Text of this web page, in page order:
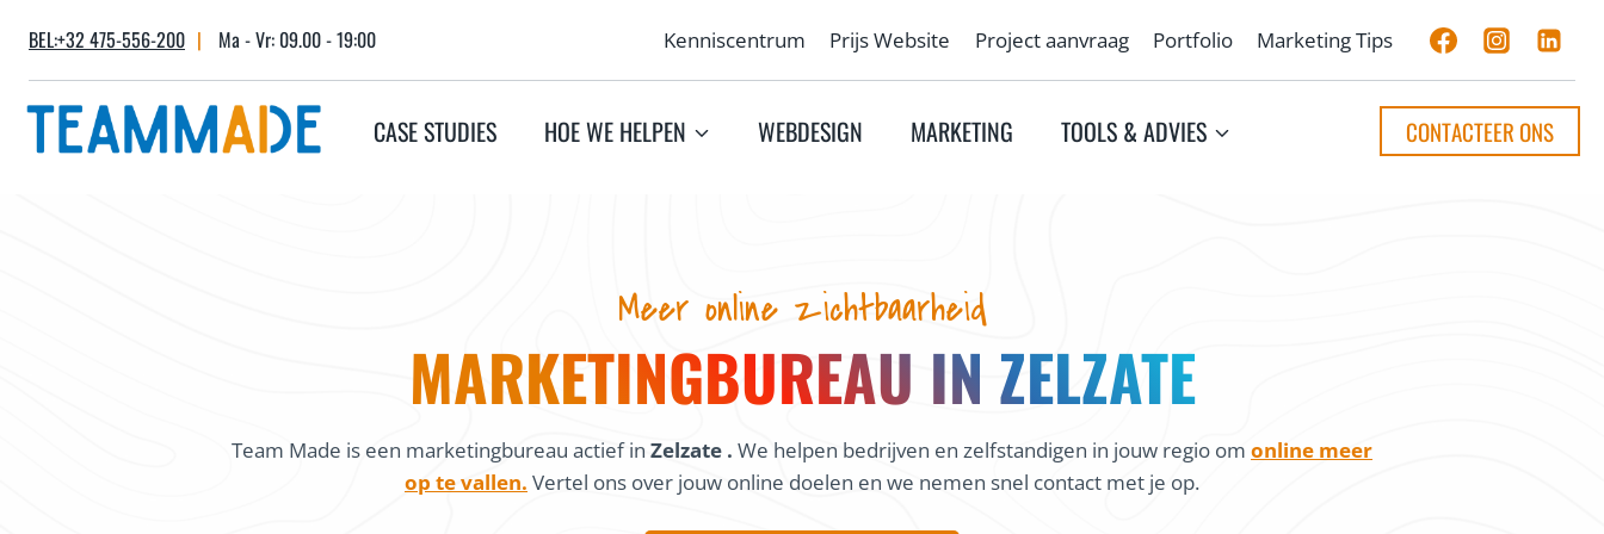
content
BEL:+32 475-556-200 | Ma - Vr: 09.00 - 19:00 Kenniscentrum Prijs Website Project aanvraag Portfolio Marketing Tips
CASE STUDIES HOE WE HELPEN WEBDESIGN MARKETING TOOLS & ADVIES CONTACTEER ONS
Meer online zichtbaarheid
MARKETINGBUREAU IN ZELZATE
Team Made is een marketingbureau actief in Zelzate . We helpen bedrijven en zelfstandigen in jouw regio om online meer
op te vallen. Vertel ons over jouw online doelen en we nemen snel contact met je op.